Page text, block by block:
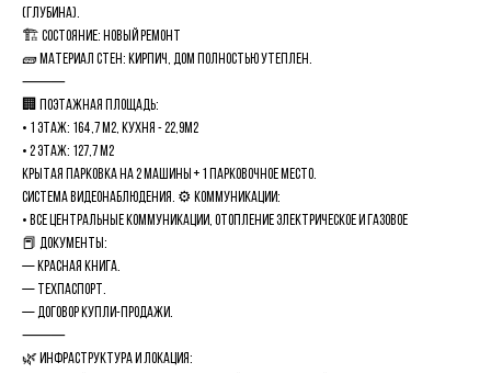
(глубина).
🏗️ Состояние: Новый ремонт
🧱 Материал стен: кирпич, дом полностью утеплен.
⸻
🏢 Поэтажная площадь:
• 1 этаж: 164,7 м2, кухня - 22,9м2
• 2 этаж: 127,7 м2
Крытая парковка на 2 машины + 1 парковочное место.
Система видеонаблюдения. ⚙️ Коммуникации:
• все центральные коммуникации, отопление электрическое и газовое
📕 Документы:
— Красная книга.
— Техпаспорт.
— Договор купли-продажи.
⸻
🌿 Инфраструктура и локация: